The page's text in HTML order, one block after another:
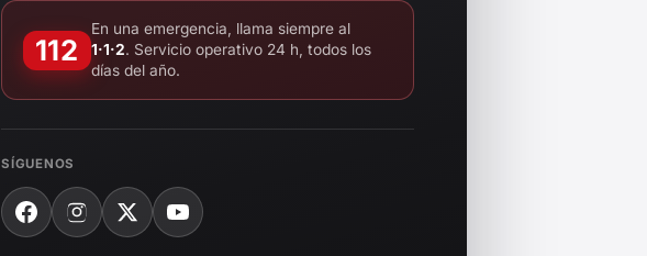
112
En una emergencia, llama siempre al
1·1·2. Servicio operativo 24 h, todos los
días del año.
SÍGUENOS